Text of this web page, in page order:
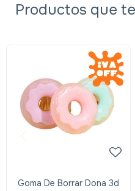
Productos que
Goma De Borrar Dona 3d